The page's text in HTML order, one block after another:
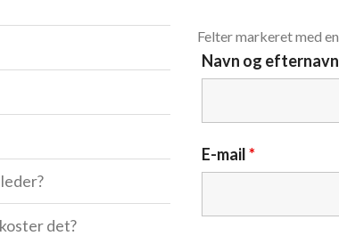
det?
Felter markeret med en
Navn og efternavn
E-mail*